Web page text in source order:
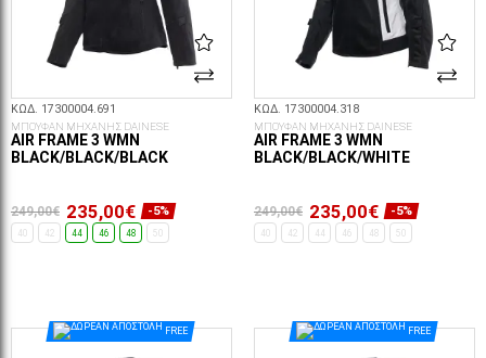
ΚΩΔ. 17300004.691
ΜΠΟΥΦΑΝ ΜΗΧΑΝΗΣ DAINESE
AIR FRAME 3 WMN
BLACK/BLACK/BLACK
249,00€ 235,00€ -5%
40 42 44 46 48 50
ΚΩΔ. 17300004.318
ΜΠΟΥΦΑΝ ΜΗΧΑΝΗΣ DAINESE
AIR FRAME 3 WMN
BLACK/BLACK/WHITE
249,00€ 235,00€ -5%
40 42 44 46 48 50
FREE FREE